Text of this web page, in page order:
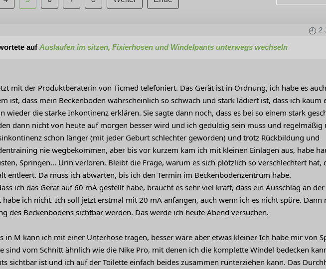
2
auf Auslaufen im sitzen, Fixierhosen und Windelpants unterwegs wechseln
mit der Produktberaterin von Ticmed telefoniert. Das Gerät ist in Ordnung, ich habe es
ist, dass mein Beckenboden wahrscheinlich so schwach und stark lädiert ist, dass ich kaum
wieder die starke Inkontinenz erklären. Sie sagte dann noch, dass es bei so einem stark
dann nicht von heute auf morgen besser wird und ich geduldig sein muss und regelmäßig
schon länger (mit jeder Geburt schlechter geworden) und trotz Rückbildung und
nie wegbekommen, aber bis vor kurzem kam ich mit kleinen Einlagen aus, habe
Springen... Urin verloren. Bleibt die Frage, warum es sich plötzlich so verschlechtert hat,
entleert. Da muss ich abwarten, bis ich den Termin im Beckenbodenzentrum habe.
ich das Gerät auf 60 mA gestellt habe, braucht es sehr viel kraft, dass ein Ausschlag an
habe ich nicht. Ich soll jetzt erstmal mit 20 mA anfangen, auch wenn ich es nicht spüre. Dann
des Beckenbodens sichtbar werden. Das werde ich heute Abend versuchen.
in M kann ich mit einer Unterhose tragen, besser wäre aber etwas kleiner Ich habe mir von
sind vom Schnitt ähnlich wie die Nike Pro, mit denen ich die komplette Windel bedecken
sichtbar ist und ich auf der Toilette einfach beides zusammen runterziehen kann. Das